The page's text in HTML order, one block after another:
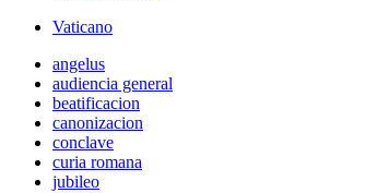
Vaticano
angelus
audiencia general
beatificacion
canonizacion
conclave
curia romana
jubileo